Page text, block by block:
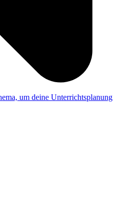
um deine Unterrichtsplanung